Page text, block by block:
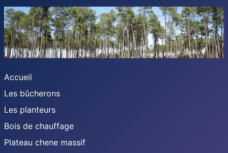
Accueil
Les bûcherons
Les planteurs
Bois de chauffage
Plateau chene massif